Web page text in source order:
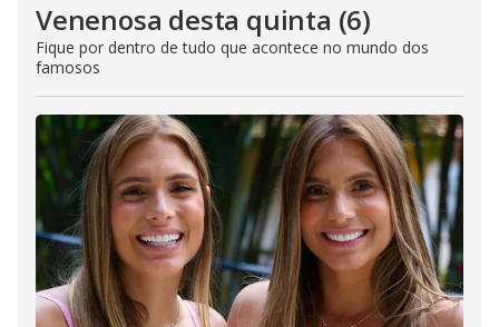
Venenosa desta quinta (6)
Fique por dentro de tudo que acontece no mundo dos
famosos